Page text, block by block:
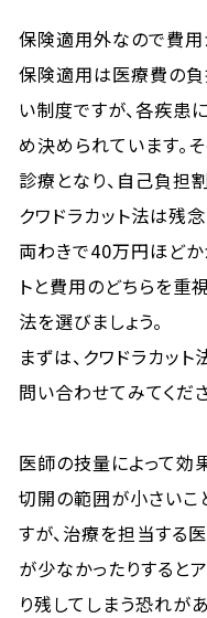
保険適用外なので費用
保険適用は医療費の
い制度ですが、各疾患
め決められています。
診療となり、自己負担
クワドラカット法は残
両わきで40万円ほどか
トと費用のどちらを重
法を選びましょう。
まずは、クワドラカッ
問い合わせてみてくだ
医師の技量によって効
切開の範囲が小さいこ
すが、治療を担当する
が少なかったりすると
り残してしまう恐れがあ